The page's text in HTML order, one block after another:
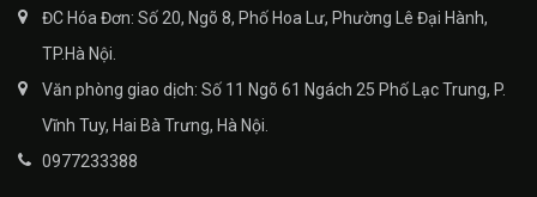
ĐC Hóa Đơn: Số 20, Ngõ 8, Phố Hoa Lư, Phường Lê Đại Hành,
TP.Hà Nội.
Văn phòng giao dịch: Số 11 Ngõ 61 Ngách 25 Phố Lạc Trung, P.
Vĩnh Tuy, Hai Bà Trưng, Hà Nội.
0977233388